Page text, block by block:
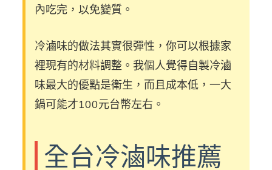
內吃完，以免變質。
冷滷味的做法其實很彈性，你可以根據家
裡現有的材料調整。我個人覺得自製冷滷
味最大的優點是衛生，而且成本低，一大
鍋可能才100元台幣左右。
全台冷滷味推薦